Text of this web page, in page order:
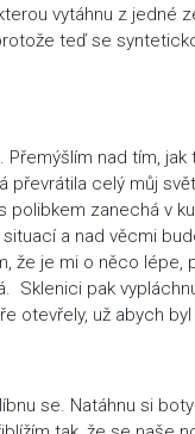
vytáhnu z jedné
teď se
nad tím,
celý můj
zanechá v
a nad věcmi
je mi o něco lépe,
Sklenici pak
otevřely, už abych byl
se. Natáhnu si